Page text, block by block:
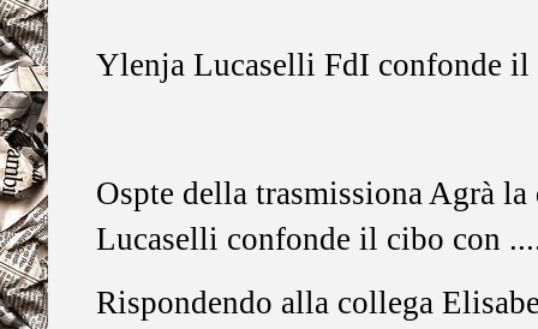
Ylenja Lucaselli FdI confonde il
Ospte della trasmissiona Agrà
Lucaselli confonde il cibo con
Rispondendo alla collega